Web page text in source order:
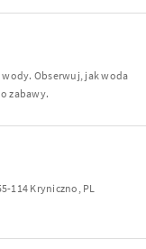
Obserwuj, jak woda
zabawy.
114 Kryniczno, PL